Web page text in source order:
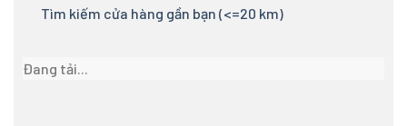
Tìm kiếm cửa hàng gần bạn (<=20 km)
Đang tải...